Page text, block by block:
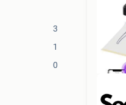
3
1
0